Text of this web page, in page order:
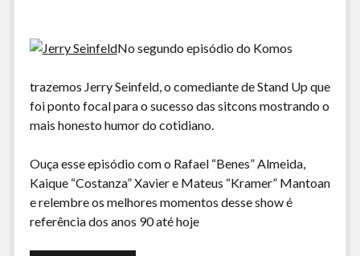
Rachão na Beira do RIo
Papo Tranqueira
A Ripa É a Lei
Especiais
Preliminares
Rafael AlmeidaNo segundo episódio do Komos
trazemos Jerry Seinfeld, o comediante de Stand Up que
foi ponto focal para o sucesso das sitcons mostrando o
mais honesto humor do cotidiano.
Ouça esse episódio com o Rafael “Benes” Almeida,
Kaique “Costanza” Xavier e Mateus “Kramer” Mantoan
e relembre os melhores momentos desse show é
referência dos anos 90 até hoje